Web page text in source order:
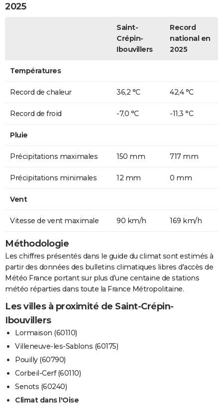
2025
Saint-
Crépin-
Ibouvillers
Record
national en
2025
Températures
Record de chaleur 36,2 °C 42,4 °C
Record de froid -7,0 °C -11,3 °C
Pluie
Précipitations maximales 150 mm 717 mm
Précipitations minimales 12 mm 0 mm
Vent
Vitesse de vent maximale 90 km/h 169 km/h
Méthodologie
Les chiffres présentés dans le guide du climat sont estimés à
partir des données des bulletins climatiques libres d'accès de
Météo France portant sur plus d'une centaine de stations
météo réparties dans toute la France Métropolitaine.
Les villes à proximité de Saint-Crépin-
Ibouvillers
Lormaison (60110)
Villeneuve-les-Sablons (60175)
Pouilly (60790)
Corbeil-Cerf (60110)
Senots (60240)
Climat dans l'Oise